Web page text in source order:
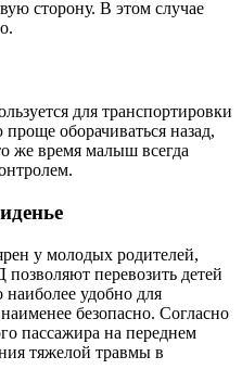
сторону. В этом случае
для транспортировки
оборачиваться назад,
же время малыш всегда
у молодых родителей,
перевозить детей
удобно для
безопасно. Согласно
пассажира на переднем
тяжелой травмы в